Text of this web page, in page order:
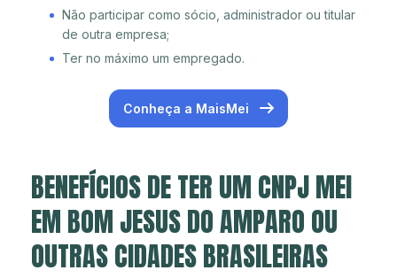
Não participar como sócio, administrador ou titular
de outra empresa;
Ter no máximo um empregado.
Conheça a MaisMei
BENEFÍCIOS DE TER UM CNPJ MEI
EM BOM JESUS DO AMPARO OU
OUTRAS CIDADES BRASILEIRAS